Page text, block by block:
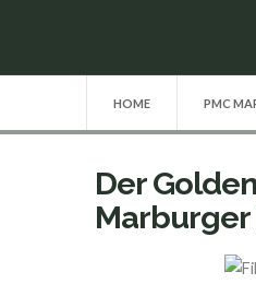
HOME PMC
Der